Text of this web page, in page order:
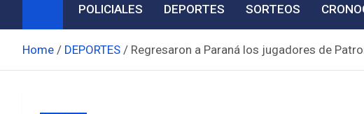
POLICIALES DEPORTES SORTEOS
Home DEPORTES Regresaron a Paraná los jugadores de